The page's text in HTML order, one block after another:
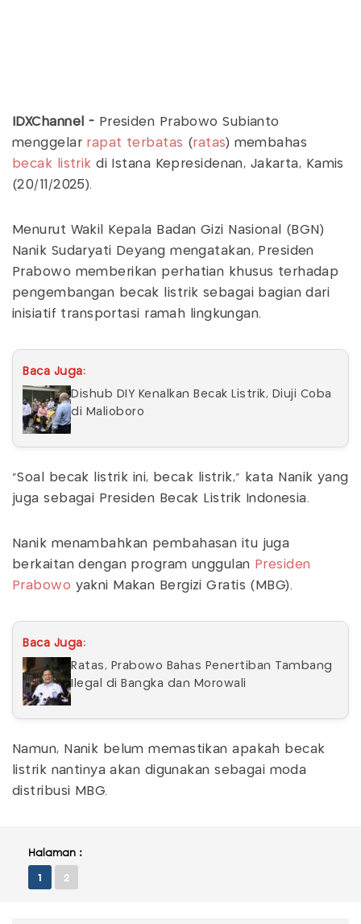
IDXChannel - Presiden Prabowo Subianto
menggelar rapat terbatas (ratas) membahas
becak listrik di Istana Kepresidenan, Jakarta, Kamis
(20/11/2025).
Menurut Wakil Kepala Badan Gizi Nasional (BGN)
Nanik Sudaryati Deyang mengatakan, Presiden
Prabowo memberikan perhatian khusus terhadap
pengembangan becak listrik sebagai bagian dari
inisiatif transportasi ramah lingkungan.
Baca Juga:
Dishub DIY Kenalkan Becak Listrik, Diuji Coba
di Malioboro
"Soal becak listrik ini, becak listrik," kata Nanik yang
juga sebagai Presiden Becak Listrik Indonesia.
Nanik menambahkan pembahasan itu juga
berkaitan dengan program unggulan Presiden
Prabowo yakni Makan Bergizi Gratis (MBG).
Baca Juga:
Ratas, Prabowo Bahas Penertiban Tambang
Ilegal di Bangka dan Morowali
Namun, Nanik belum memastikan apakah becak
listrik nantinya akan digunakan sebagai moda
distribusi MBG.
Halaman :
1 2